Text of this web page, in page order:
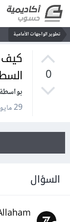
تطوير الواجهات الأمامية
0
كيف
بواسطة Zen Eddin Allaham
29 مايو 2025
السؤال